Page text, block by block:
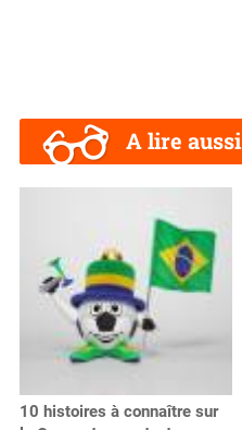
A lire aussi
10 histoires à connaître sur